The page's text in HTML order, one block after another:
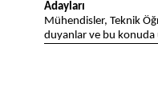
Adayları
Mühendisler, Teknik
duyanlar ve bu konuda